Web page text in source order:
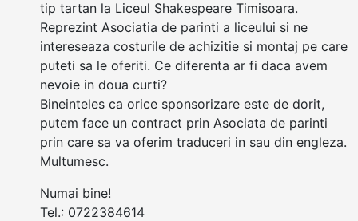
tip tartan la Liceul Shakespeare Timisoara.
Reprezint Asociatia de parinti a liceului si ne
intereseaza costurile de achizitie si montaj pe care
puteti sa le oferiti. Ce diferenta ar fi daca avem
nevoie in doua curti?
Bineinteles ca orice sponsorizare este de dorit,
putem face un contract prin Asociata de parinti
prin care sa va oferim traduceri in sau din engleza.
Multumesc.
Numai bine!
Tel.: 0722384614